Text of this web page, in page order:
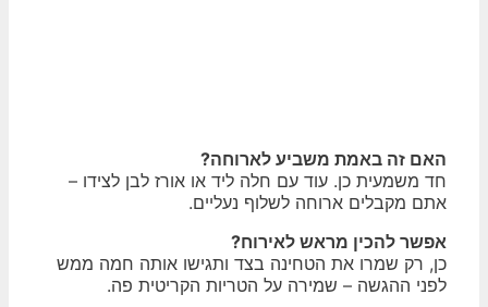
האם זה באמת משביע לארוחה?
חד משמעית כן. עוד עם חלה ליד או אורז לבן לצידו –
אתם מקבלים ארוחה לשלוף נעליים.
אפשר להכין מראש לאירוח?
כן, רק שמרו את הטחינה בצד ותגישו אותה חמה ממש
לפני ההגשה – שמירה על הטריות הקריטית פה.